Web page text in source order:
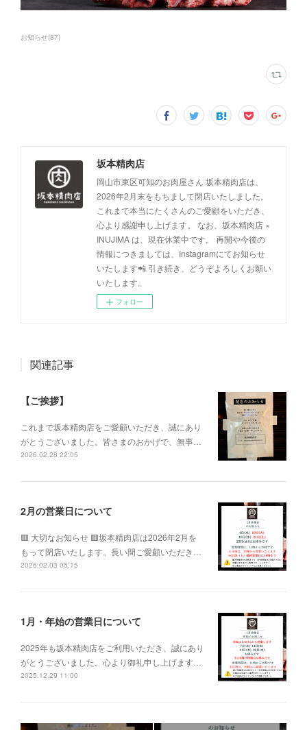
お知らせ(87)
坂本精肉店
岡山市東区可知のお肉屋さん 坂本精肉店は、
2026年2月末をもちまして閉店いたしました。
これまで本当にたくさんのご愛顧をいただき、
心より感謝申し上げます。 なお、坂本精肉店 ×
INUJIMA は、現在休業中です。 再開や今後の
情報につきましては、Instagramにてお知らせ
いたします📲 引き続き、どうぞよろしくお願い
いたします。
フォロー
関連記事
【ご挨拶】
これまで坂本精肉店をご愛顧いただき、誠にあり
がとうございました。皆さまのおかげで、無事…
2026.02.28 22:05
2月の営業日について
🟥 大切なお知らせ 🟥坂本精肉店は2026年2月を
もって閉店いたします。長い間ご愛顧いただき…
2026.02.03 05:15
1月・年始の営業日について
2025年も坂本精肉店をご利用いただき、誠にあり
がとうございました。心より御礼申し上げます…
2025.12.29 11:00